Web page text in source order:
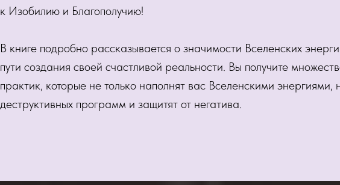
к Изобилию и Благополучию!
В книге подробно рассказывается о значимости Вселенских
пути создания своей счастливой реальности. Вы получите
практик, которые не только наполнят вас Вселенскими энергиями,
деструктивных программ и защитят от негатива.